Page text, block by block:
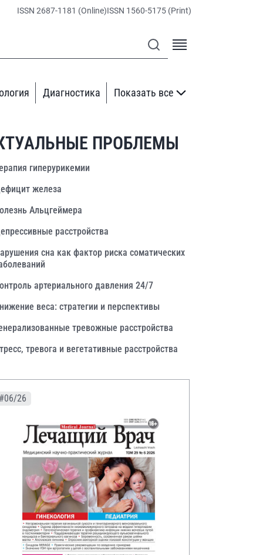
ISSN 2687-1181 (Online)ISSN 1560-5175 (Print)
Диагностика Показать все
ПРОБЛЕМЫ
гиперурикемии
железа
Альцгеймера
расстройства
сна как фактор риска соматических
артериального давления 24/7
веса: стратегии и перспективы
тревожные расстройства
тревога и вегетативные расстройства
#06/26